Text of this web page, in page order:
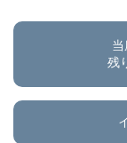
当
残